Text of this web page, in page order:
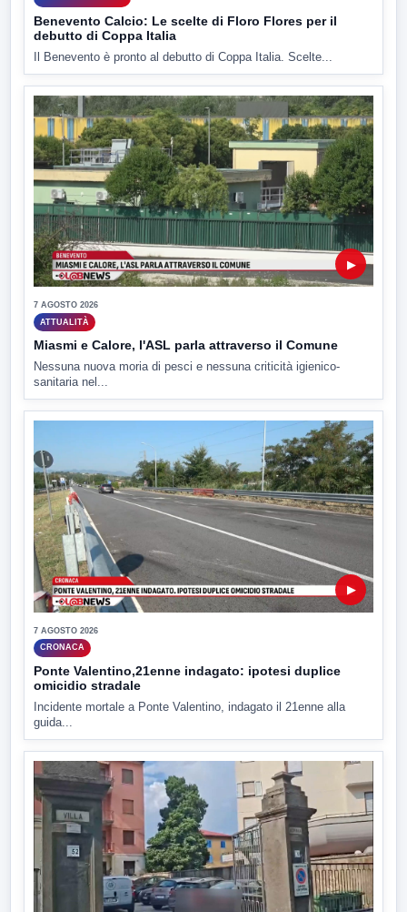
Benevento Calcio: Le scelte di Floro Flores per il
debutto di Coppa Italia
Il Benevento è pronto al debutto di Coppa Italia. Scelte...
▶
7 AGOSTO 2026
ATTUALITÀ
Miasmi e Calore, l'ASL parla attraverso il Comune
Nessuna nuova moria di pesci e nessuna criticità igienico-
sanitaria nel...
▶
7 AGOSTO 2026
CRONACA
Ponte Valentino,21enne indagato: ipotesi duplice
omicidio stradale
Incidente mortale a Ponte Valentino, indagato il 21enne alla
guida...